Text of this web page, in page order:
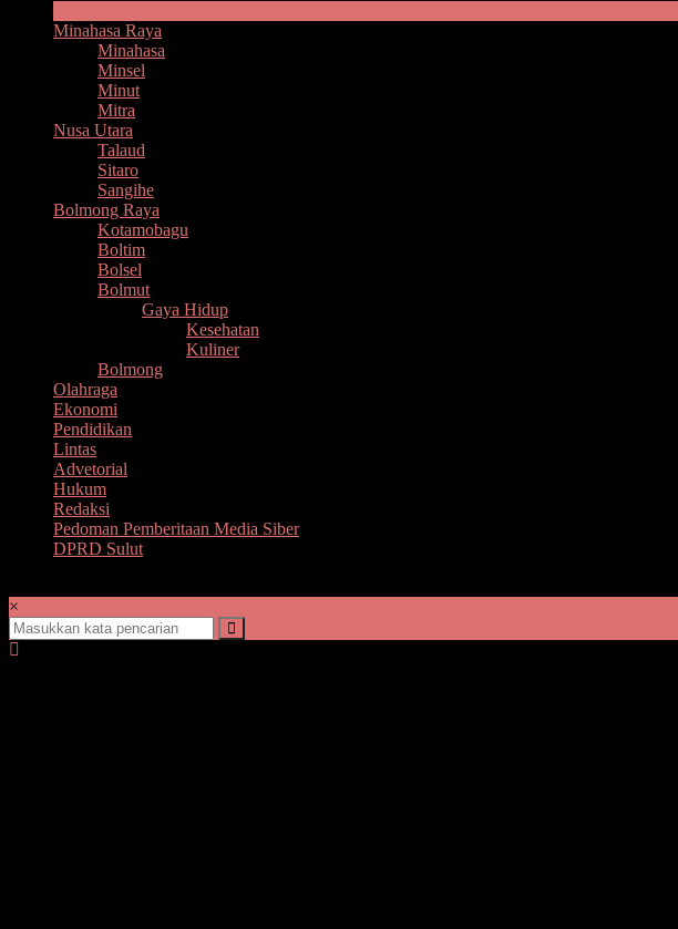
Minahasa Raya
Minahasa
Minsel
Minut
Mitra
Nusa Utara
Talaud
Sitaro
Sangihe
Bolmong Raya
Kotamobagu
Boltim
Bolsel
Bolmut
Gaya Hidup
Kesehatan
Kuliner
Bolmong
Olahraga
Ekonomi
Pendidikan
Lintas
Advetorial
Hukum
Redaksi
Pedoman Pemberitaan Media Siber
DPRD Sulut
×